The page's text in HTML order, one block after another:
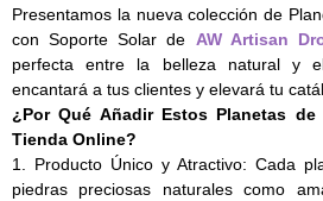
Presentamos la nueva colección de
con Soporte Solar de AW Artisan
perfecta entre la belleza natural y
encantará a tus clientes y elevará tu
¿Por Qué Añadir Estos Planetas de
Tienda Online?
1. Producto Único y Atractivo: Cada
piedras preciosas naturales como